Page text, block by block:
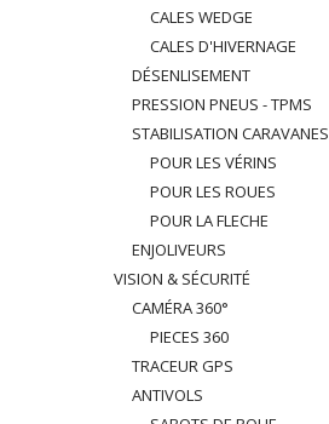
CALES WEDGE
CALES D'HIVERNAGE
DÉSENLISEMENT
PRESSION PNEUS - TPMS
STABILISATION CARAVANES
POUR LES VÉRINS
POUR LES ROUES
POUR LA FLECHE
ENJOLIVEURS
VISION & SÉCURITÉ
CAMÉRA 360°
PIECES 360
TRACEUR GPS
ANTIVOLS